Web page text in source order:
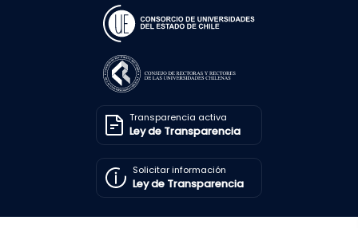
Transparencia activa
Ley de Transparencia
Solicitar información
Ley de Transparencia